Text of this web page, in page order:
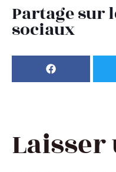
Partage sur
sociaux
Laisser